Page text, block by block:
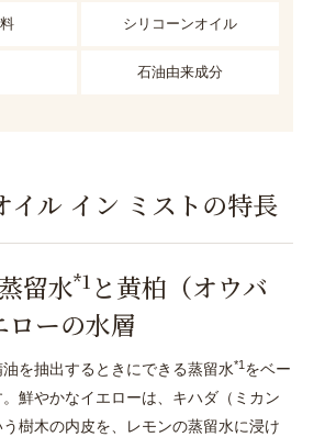
シリコーンオイル
石油由来成分
イル イン ミストの特長
留水*1 と黄柏（オウバ
ローの水層
を抽出するときにできる蒸留水*1をベー
鮮やかなイエローは、キハダ（ミカン
樹木の内皮を、レモンの蒸留水に浸け